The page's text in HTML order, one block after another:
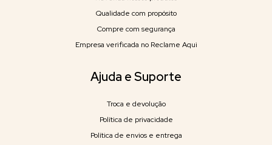
Qualidade com propósito
Compre com segurança
Empresa verificada no Reclame Aqui
Ajuda e Suporte
Troca e devolução
Política de privacidade
Política de envios e entrega